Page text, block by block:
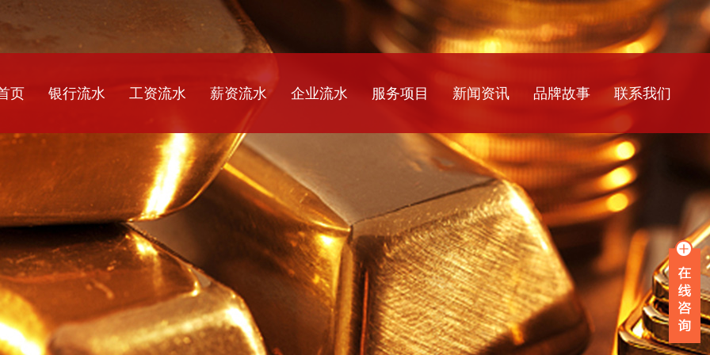
页 银行流水 工资流水 薪资流水 企业流水 服务项目
银行流水
薪资流水
企业流水
在职证明
离职证明
收入证明
新闻资讯
公司新闻
行业资讯
常见问题
品牌故事 联系我们